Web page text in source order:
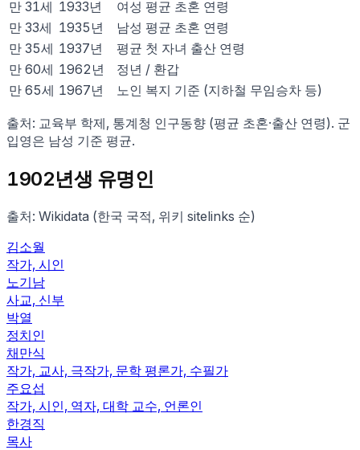
만 31세 1933년
여성 평균 초혼 연령
만 33세 1935 년
남성 평균 초혼 연령
만 35세 1937년
평균 첫 자녀 출산 연령
만 60세 1962 년
정년 / 환갑
만 65세 1967년 노인 복지 기준 (지하철 무임승차 등)
출처: 교육부 학제, 통계청 인구동향 (평균 초혼·출산 연령). 군
입영은 남성 기준 평균.
1902년생 유명인
출처: Wikidata (한국 국적, 위키 sitelinks 순)
김소월
작가, 시인
노기남
사교, 신부
박열
정치인
채만식
작가, 교사, 극작가, 문학 평론가, 수필가
주요섭
작가, 시인, 역자, 대학 교수, 언론인
한경직
목사